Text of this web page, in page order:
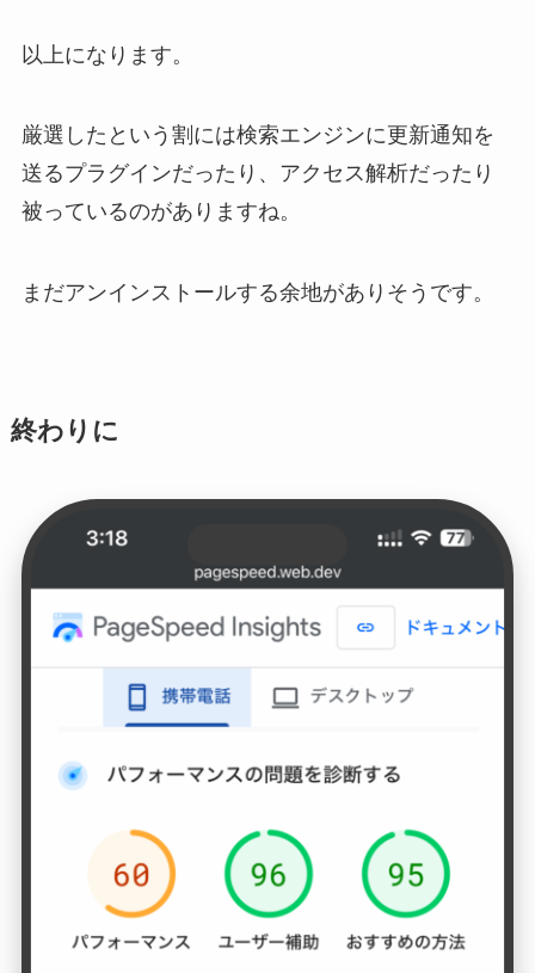
以上になります。
厳選したという割には検索エンジンに更新通知を
送るプラグインだったり、アクセス解析だったり
被っているのがありますね。
まだアンインストールする余地がありそうです。
終わりに